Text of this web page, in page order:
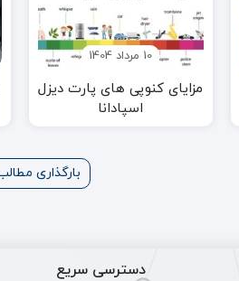
10 مرداد 1404
مزایای کنوپی های پارت دیزل
اسپادانا
بارگذاری
دسترسی سریع